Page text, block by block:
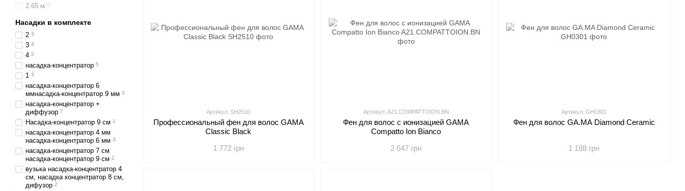
Артикул: SH2510
Профессиональный фен для волос GAMA
Classic Black
1 772 грн
Артикул: A21.COMPATTOION.BN
Фен для волос с ионизацией GAMA
Compatto Ion Bianco
2 647 грн
Артикул: GH0301
Фен для волос GA.MA Diamond Ceramic
1 188 грн
2.65 м 0
Насадки в комплекте
2 3
3 3
4 2
насадка-концентратор 5
1 3
насадка-концентратор 6
ммнасадка-концентратор 9 мм 3
насадка-концентратор +
диффузор 7
Насадка-концентратор 9 см 1
насадка-концентратор 4 мм
насадка-концентратор 6 мм 3
насадка-концентратор 7 см
насадка-концентратор 9 см 2
вузька насадка-концентратор 4
см, насадка концентратор 8 см,
дифузор 2